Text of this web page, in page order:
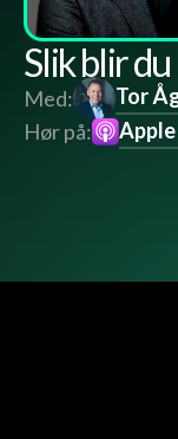
Slik blir
Med:
Tor
Hør på: